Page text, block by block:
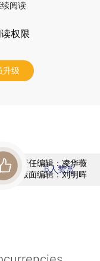
阅读
权限
升级
责任编辑：凌华薇
版面编辑：刘明晖
6人赞赏